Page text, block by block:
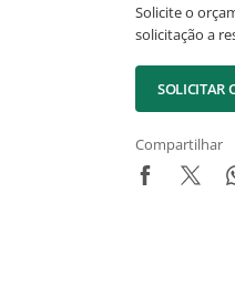
Solicite o
solicitação a
SOLICITAR
Compartilhar